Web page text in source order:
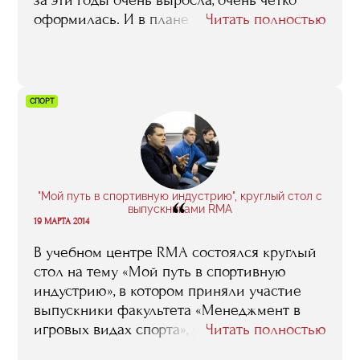
оформилась. И в плане
предоставляет: взять хотя бы те же
стажировки, и наши, и иностранные. В
общем, я ребятам, которые сейчас учатся,
по хорошему завидую. У нас того, что у них
Читать полностью
СПОРТ
"Мой путь в спортивную индустрию", круглый стол с
выпускниками RMA
“
19 МАРТА 2014
В учебном центре RMA состоялся круглый
стол на тему «Мой путь в спортивную
индустрию», в котором приняли участие
выпускники факультета «Менеджмент в
игровых видах спорта», успешноЧитать полностью